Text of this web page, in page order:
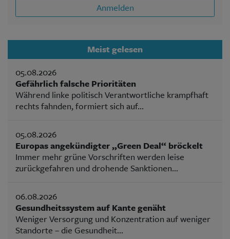
Anmelden
Meist gelesen
05.08.2026
Gefährlich falsche Prioritäten
Während linke politisch Verantwortliche krampfhaft
rechts fahnden, formiert sich auf...
05.08.2026
Europas angekündigter „Green Deal“ bröckelt
Immer mehr grüne Vorschriften werden leise
zurückgefahren und drohende Sanktionen...
06.08.2026
Gesundheitssystem auf Kante genäht
Weniger Versorgung und Konzentration auf weniger
Standorte – die Gesundheit...